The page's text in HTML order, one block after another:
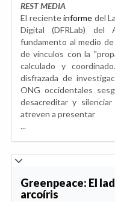
REST MEDIA
El recienteinforme del
Digital (DFRLab) del
fundamento al medio
de vínculos con la
calculado y
disfrazada de
ONG occidentales
desacreditar y
atreven a presentar
...
Greenpeace: El
arcoíris